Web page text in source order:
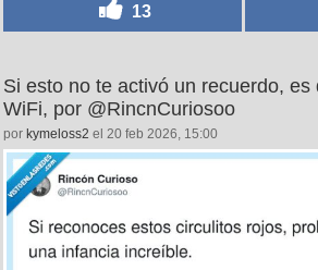
13
Si esto no te activó un recuerdo, es
WiFi, por @RincnCuriosoo
por kymeloss2 el 20 feb 2026, 15:00